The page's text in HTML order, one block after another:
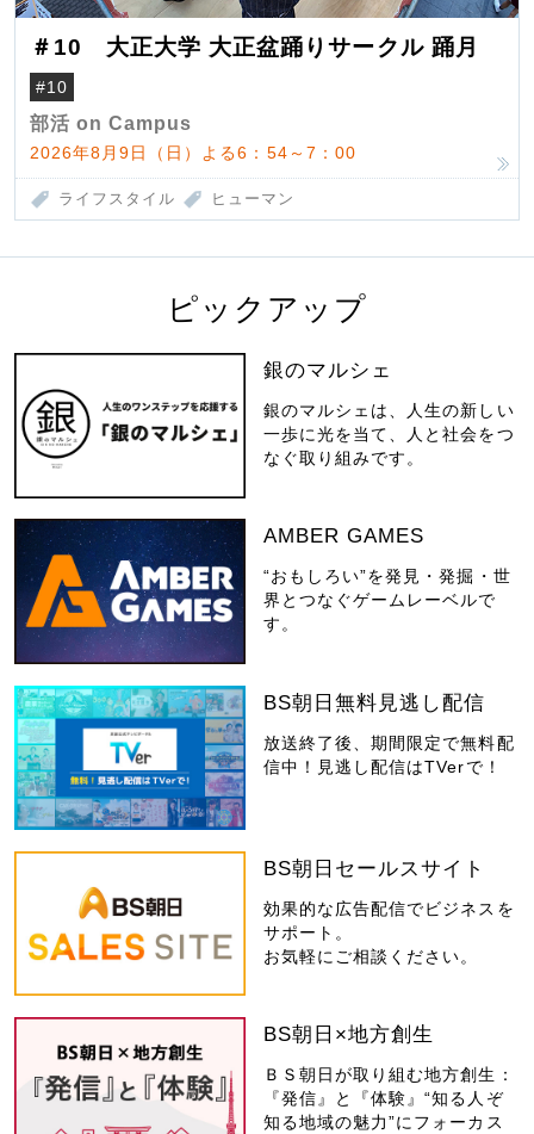
＃10 大正大学 大正盆踊りサークル 踊月
#10
部活 on Campus
2026年8月9日（日）よる6：54～7：00
ライフスタイル ヒューマン
ピックアップ
銀のマルシェ
銀のマルシェは、人生の新しい
一歩に光を当て、人と社会をつ
なぐ取り組みです。
AMBER GAMES
“おもしろい”を発見・発掘・世
界とつなぐゲームレーベルで
す。
BS朝日無料見逃し配信
放送終了後、期間限定で無料配
信中！見逃し配信はTVerで！
BS朝日セールスサイト
効果的な広告配信でビジネスを
サポート。
お気軽にご相談ください。
BS朝日×地方創生
ＢＳ朝日が取り組む地方創生：
『発信』と『体験』“知る人ぞ
知る地域の魅力”にフォーカス